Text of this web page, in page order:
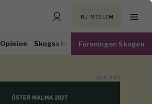
BLI MEDLEM
Opinion Skogsskötsel Virkesmarknad
Föreningen Skogen